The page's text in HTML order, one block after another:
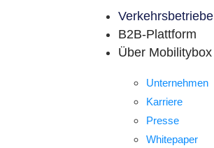
Verkehrsbetriebe
B2B-Plattform
Über Mobilitybox
Unternehmen
Karriere
Presse
Whitepaper